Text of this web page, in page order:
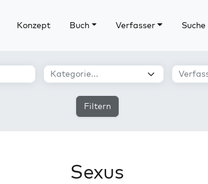
Konzept Buch Verfasser Suche
Filtern
Sexus